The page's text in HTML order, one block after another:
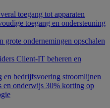
toegang tot apparaten
toegang en ondersteuning
grote ondernemingen opschalen
Client-IT beheren en
en bedrijfsvoering stroomlijnen
en onderwijs 30% korting op